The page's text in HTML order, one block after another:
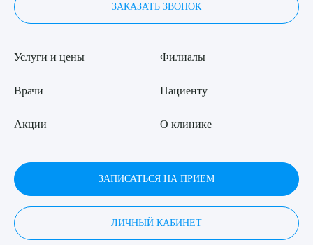
ЗАКАЗАТЬ ЗВОНОК
Услуги и цены
Врачи
Акции
Филиалы
Пациенту
О клинике
ЗАПИСАТЬСЯ НА ПРИЕМ
ЛИЧНЫЙ КАБИНЕТ